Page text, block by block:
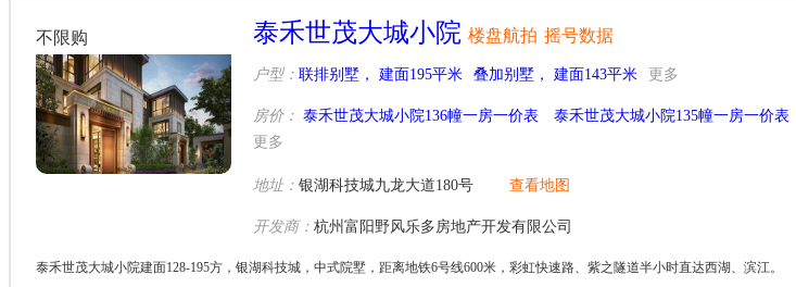
不限购 泰禾世茂大城小院 楼盘航拍 摇号数据
户型： 联排别墅， 建面195平米 叠加别墅， 建面143平米 更多
房价： 泰禾世茂大城小院136幢一房一价表
泰禾世茂大城小院135幢一房一价表
更多
地址： 银湖科技城九龙大道180号 查看地图
开发商： 杭州富阳野风乐多房地产开发有限公司
泰禾世茂大城小院建面128-195方，银湖科技城，中式院墅，距离地铁6号线600米，彩虹快速路、紫之隧道半小时直达西湖、滨江。